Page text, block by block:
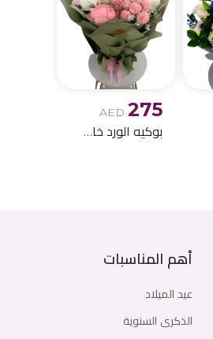
AED 275
بوكيه الورد خاص اصطناعي
أهم المناسبات
عيد الميلاد
الذكرى السنوية